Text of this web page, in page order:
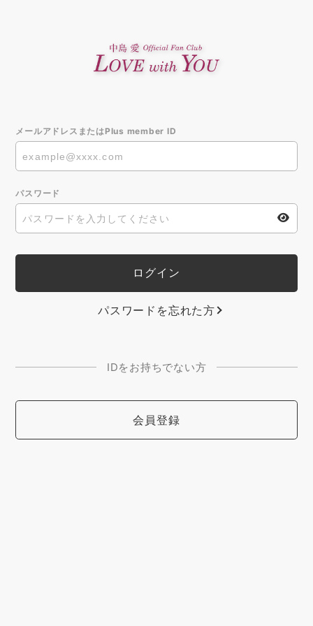
メールアドレスまたはPlus member ID
パスワード
パスワードを忘れた方
IDをお持ちでない方
会員登録